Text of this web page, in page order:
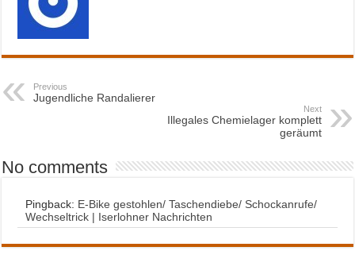
Previous
Jugendliche Randalierer
Next
Illegales Chemielager komplett
geräumt
No comments
Pingback: E-Bike gestohlen/ Taschendiebe/ Schockanrufe/
Wechseltrick | Iserlohner Nachrichten